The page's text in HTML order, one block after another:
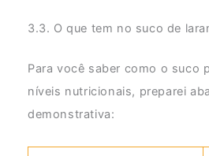
3.3. O que tem no suco de
Para você saber como o suco
níveis nutricionais, preparei
demonstrativa: